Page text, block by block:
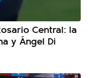
Central: la
y Ángel Di